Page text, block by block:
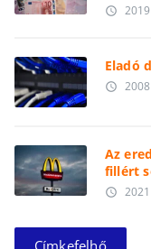
access_time
Eladó
access_time
Az
fillért
access_time
Címkefelhő